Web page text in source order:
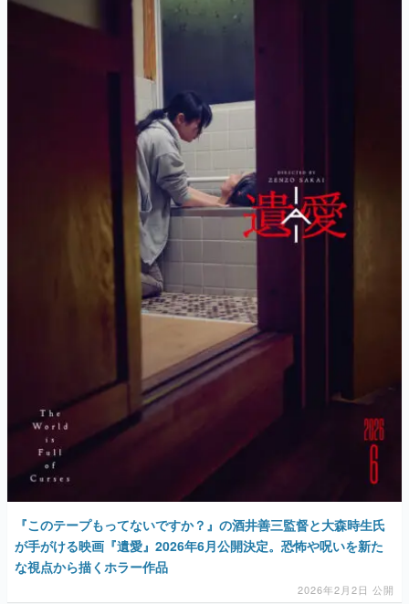
『このテープもってないですか？』の酒井善三監督と大森時生氏
が手がける映画『遺愛』2026年6月公開決定。恐怖や呪いを新た
な視点から描くホラー作品
2026年2月2日 公開